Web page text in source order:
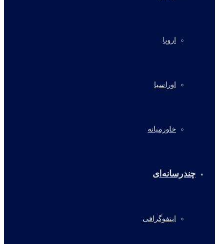
اروپا
اوراسیا
خاورمیانه
چندرسانه‌ای
اینفوگرافی